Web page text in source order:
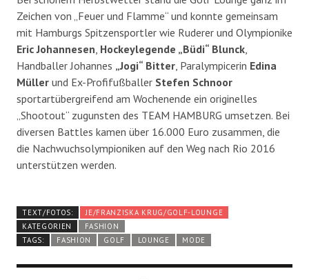
Zeichen von „Feuer und Flamme“ und konnte gemeinsam
mit Hamburgs Spitzensportler wie Ruderer und Olympionike
Eric Johannesen, Hockeylegende „Büdi“ Blunck,
Handballer Johannes „Jogi“ Bitter, Paralympicerin Edina
Müller und Ex-Profifußballer Stefen Schnoor
sportartübergreifend am Wochenende ein originelles
„Shootout“ zugunsten des TEAM HAMBURG umsetzen. Bei
diversen Battles kamen über 16.000 Euro zusammen, die
die Nachwuchsolympioniken auf den Weg nach Rio 2016
unterstützen werden.
TEXT/FOTOS:
JE/FRANZISKA KRUG/GOLF-LOUNGE
KATEGORIEN
FASHION
TAGS:
FASHION GOLF LOUNGE MODE